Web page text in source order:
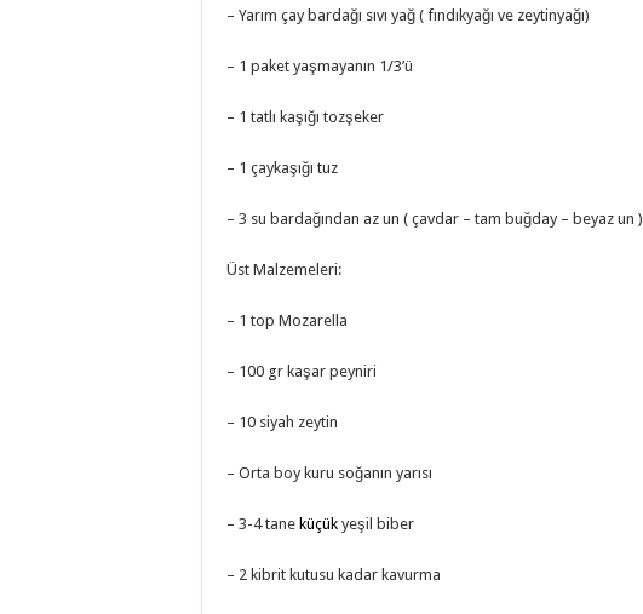
– Yarım çay bardağı sıvı yağ ( fındıkyağı ve zeytinyağı)
– 1 paket yaşmayanın 1/3’ü
– 1 tatlı kaşığı tozşeker
– 1 çaykaşığı tuz
– 3 su bardağından az un ( çavdar – tam buğday – beyaz un )
Üst Malzemeleri:
– 1 top Mozarella
– 100 gr kaşar peyniri
– 10 siyah zeytin
– Orta boy kuru soğanın yarısı
– 3-4 tane küçük yeşil biber
– 2 kibrit kutusu kadar kavurma